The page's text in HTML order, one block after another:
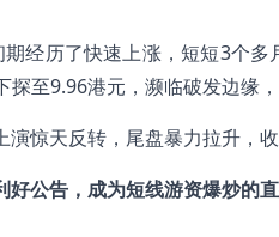
经历了快速上涨，短短3个
至9.96港元，濒临破发边缘，
惊天反转，尾盘暴力拉升，
公告，成为短线游资爆炒的直